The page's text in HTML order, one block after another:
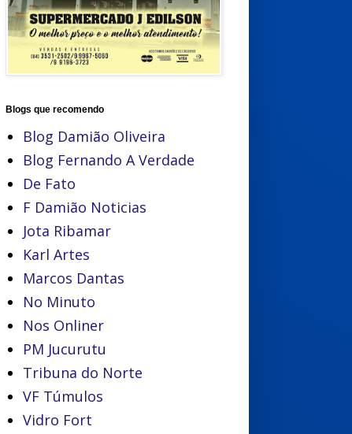
Blogs que recomendo
Blog Damião Oliveira
Blog Fernando A Verdade
De Fato
F Damião Noticias
Jota Ribamar
Karl Artes
Marcos Dantas
No Minuto
Nos Onliner
PM Jucurutu
Tribuna do Norte
VF Túmulos
Vidro Fort